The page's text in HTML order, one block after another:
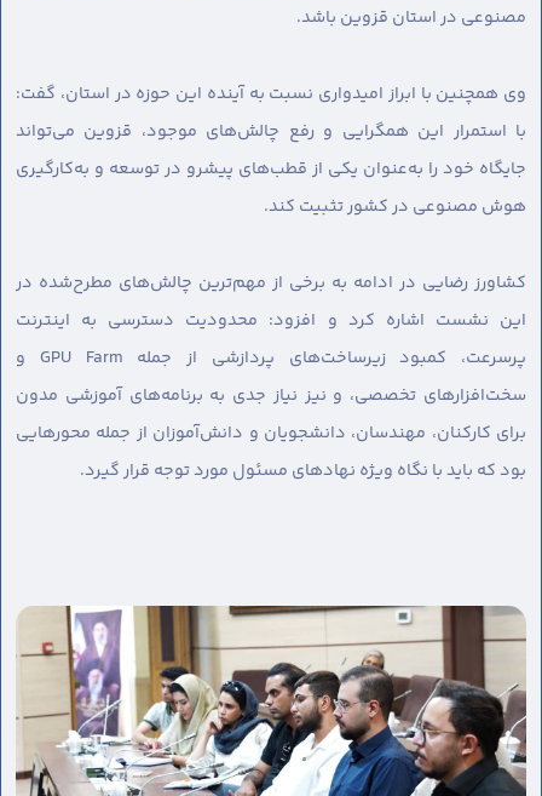
مصنوعی در استان قزوین باشد.
وی همچنین با ابراز امیدواری نسبت به آینده این حوزه در استان، گفت:
با استمرار این همگرایی و رفع چالش‌های موجود، قزوین می‌تواند
جایگاه خود را به‌عنوان یکی از قطب‌های پیشرو در توسعه و به‌کارگیری
هوش مصنوعی در کشور تثبیت کند.
کشاورز رضایی در ادامه به برخی از مهم‌ترین چالش‌های مطرح‌شده در
این نشست اشاره کرد و افزود: محدودیت دسترسی به اینترنت
پرسرعت، کمبود زیرساخت‌های پردازشی از جمله GPU Farm و
سخت‌افزارهای تخصصی، و نیز نیاز جدی به برنامه‌های آموزشی مدون
برای کارکنان، مهندسان، دانشجویان و دانش‌آموزان از جمله محورهایی
بود که باید با نگاه ویژه نهادهای مسئول مورد توجه قرار گیرد.